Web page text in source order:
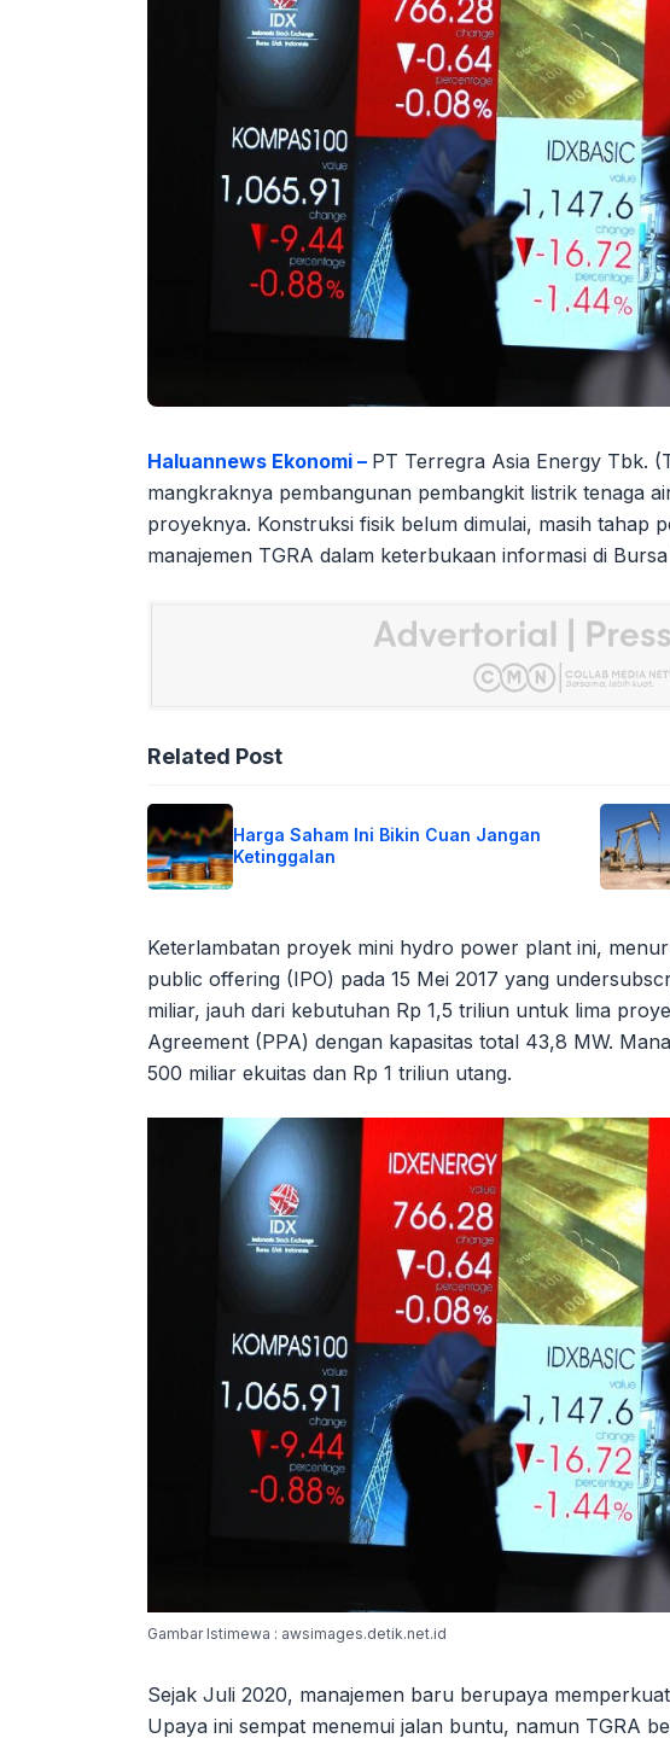
Haluannews Ekonomi – PT Terregra Asia Energy Tbk.
mangkraknya pembangunan pembangkit listrik tenaga
proyeknya. Konstruksi fisik belum dimulai, masih tahap
manajemen TGRA dalam keterbukaan informasi di
Related Post
Harga Saham Ini Bikin Cuan Jangan
Ketinggalan
Keterlambatan proyek mini hydro power plant ini,
public offering (IPO) pada 15 Mei 2017 yang
miliar, jauh dari kebutuhan Rp 1,5 triliun untuk lima
Agreement (PPA) dengan kapasitas total 43,8 MW.
500 miliar ekuitas dan Rp 1 triliun utang.
Gambar Istimewa : awsimages.detik.net.id
Sejak Juli 2020, manajemen baru berupaya
Upaya ini sempat menemui jalan buntu, namun TGRA